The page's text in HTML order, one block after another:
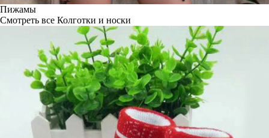
Пижамы
Смотреть все Колготки и носки